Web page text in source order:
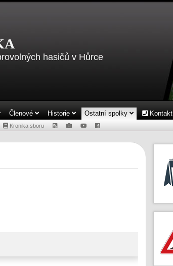
hasičů v Hůrce
Členové Historie Ostatní spolky Kontakt
Kronika sboru